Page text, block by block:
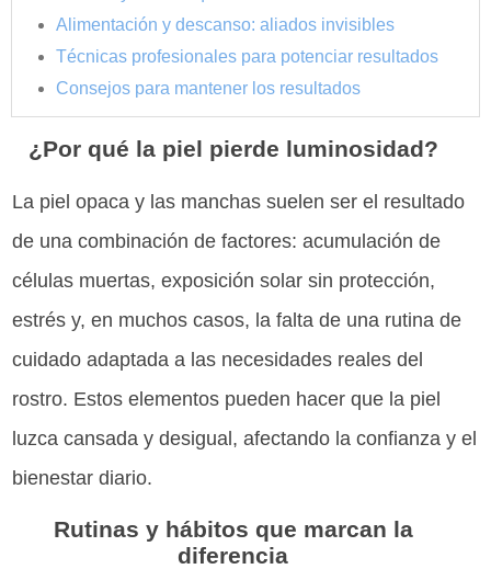
Alimentación y descanso: aliados invisibles
Técnicas profesionales para potenciar resultados
Consejos para mantener los resultados
¿Por qué la piel pierde luminosidad?
La piel opaca y las manchas suelen ser el resultado
de una combinación de factores: acumulación de
células muertas, exposición solar sin protección,
estrés y, en muchos casos, la falta de una rutina de
cuidado adaptada a las necesidades reales del
rostro. Estos elementos pueden hacer que la piel
luzca cansada y desigual, afectando la confianza y el
bienestar diario.
Rutinas y hábitos que marcan la
diferencia